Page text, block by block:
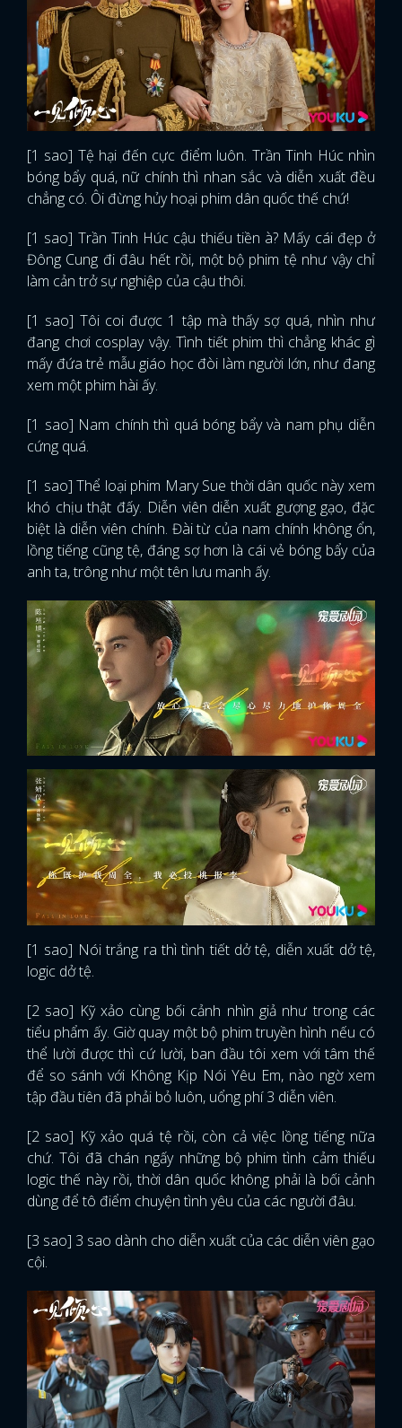
[1 sao] Tệ hại đến cực điểm luôn. Trần Tinh Húc nhìn
bóng bẩy quá, nữ chính thì nhan sắc và diễn xuất đều
chẳng có. Ôi đừng hủy hoại phim dân quốc thế chứ!
[1 sao] Trần Tinh Húc cậu thiếu tiền à? Mấy cái đẹp ở
Đông Cung đi đâu hết rồi, một bộ phim tệ như vậy chỉ
làm cản trở sự nghiệp của cậu thôi.
[1 sao] Tôi coi được 1 tập mà thấy sợ quá, nhìn như
đang chơi cosplay vậy. Tình tiết phim thì chẳng khác gì
mấy đứa trẻ mẫu giáo học đòi làm người lớn, như đang
xem một phim hài ấy.
[1 sao] Nam chính thì quá bóng bẩy và nam phụ diễn
cứng quá.
[1 sao] Thể loại phim Mary Sue thời dân quốc này xem
khó chịu thật đấy. Diễn viên diễn xuất gượng gạo, đặc
biệt là diễn viên chính. Đài từ của nam chính không ổn,
lồng tiếng cũng tệ, đáng sợ hơn là cái vẻ bóng bẩy của
anh ta, trông như một tên lưu manh ấy.
[1 sao] Nói trắng ra thì tình tiết dở tệ, diễn xuất dở tệ,
logic dở tệ.
[2 sao] Kỹ xảo cùng bối cảnh nhìn giả như trong các
tiểu phẩm ấy. Giờ quay một bộ phim truyền hình nếu có
thể lười được thì cứ lười, ban đầu tôi xem với tâm thế
để so sánh với Không Kịp Nói Yêu Em, nào ngờ xem
tập đầu tiên đã phải bỏ luôn, uổng phí 3 diễn viên.
[2 sao] Kỹ xảo quá tệ rồi, còn cả việc lồng tiếng nữa
chứ. Tôi đã chán ngấy những bộ phim tình cảm thiếu
logic thế này rồi, thời dân quốc không phải là bối cảnh
dùng để tô điểm chuyện tình yêu của các người đâu.
[3 sao] 3 sao dành cho diễn xuất của các diễn viên gạo
cội.